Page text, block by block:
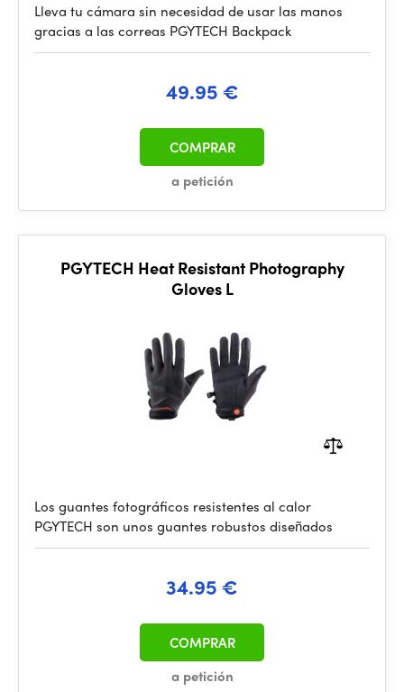
Lleva tu cámara sin necesidad de usar las manos
gracias a las correas PGYTECH Backpack
49.95 €
a petición
COMPRAR
PGYTECH Heat Resistant Photography
Gloves L
Los guantes fotográficos resistentes al calor
PGYTECH son unos guantes robustos diseñados
34.95 €
a petición
COMPRAR